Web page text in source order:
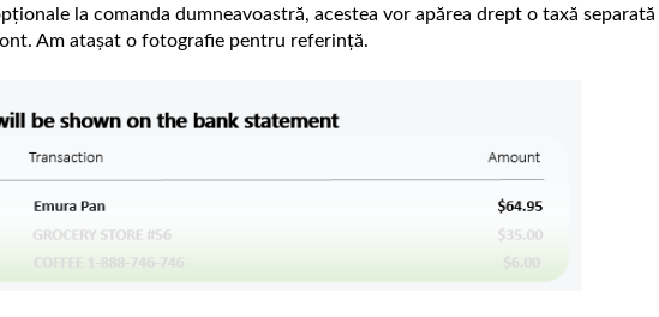
la comanda dumneavoastră, acestea vor apărea drept o taxă separată
Am atașat o fotografie pentru referință.